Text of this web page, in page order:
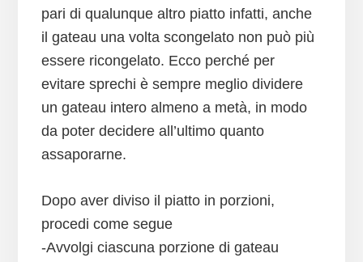
pari di qualunque altro piatto infatti, anche
il gateau una volta scongelato non può più
essere ricongelato. Ecco perché per
evitare sprechi è sempre meglio dividere
un gateau intero almeno a metà, in modo
da poter decidere all’ultimo quanto
assaporarne.
Dopo aver diviso il piatto in porzioni,
procedi come segue
-Avvolgi ciascuna porzione di gateau